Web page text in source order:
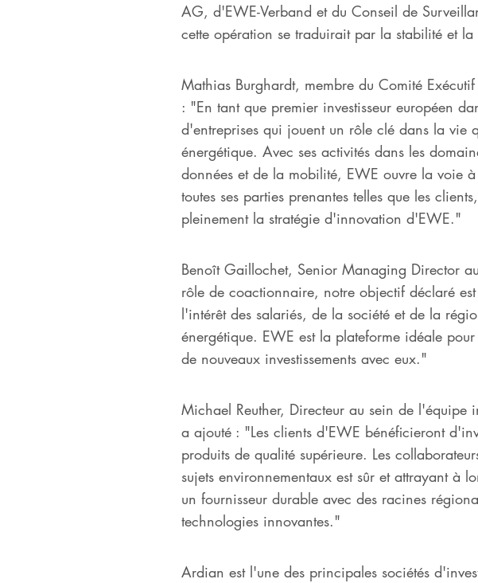
AG, d'EWE-Verband et du Conseil de
cette opération se traduirait par la stabilité et
Mathias Burghardt, membre du Comité
: "En tant que premier investisseur européen
d'entreprises qui jouent un rôle clé dans la vie
énergétique. Avec ses activités dans les
données et de la mobilité, EWE ouvre la voie
toutes ses parties prenantes telles que les
pleinement la stratégie d'innovation d'EWE."
Benoît Gaillochet, Senior Managing Director
rôle de coactionnaire, notre objectif déclaré
l'intérêt des salariés, de la société et de la
énergétique. EWE est la plateforme idéale
de nouveaux investissements avec eux."
Michael Reuther, Directeur au sein de l'équipe
a ajouté : "Les clients d'EWE bénéficieront
produits de qualité supérieure. Les
sujets environnementaux est sûr et attrayant à
un fournisseur durable avec des racines
technologies innovantes."
Ardian est l'une des principales sociétés